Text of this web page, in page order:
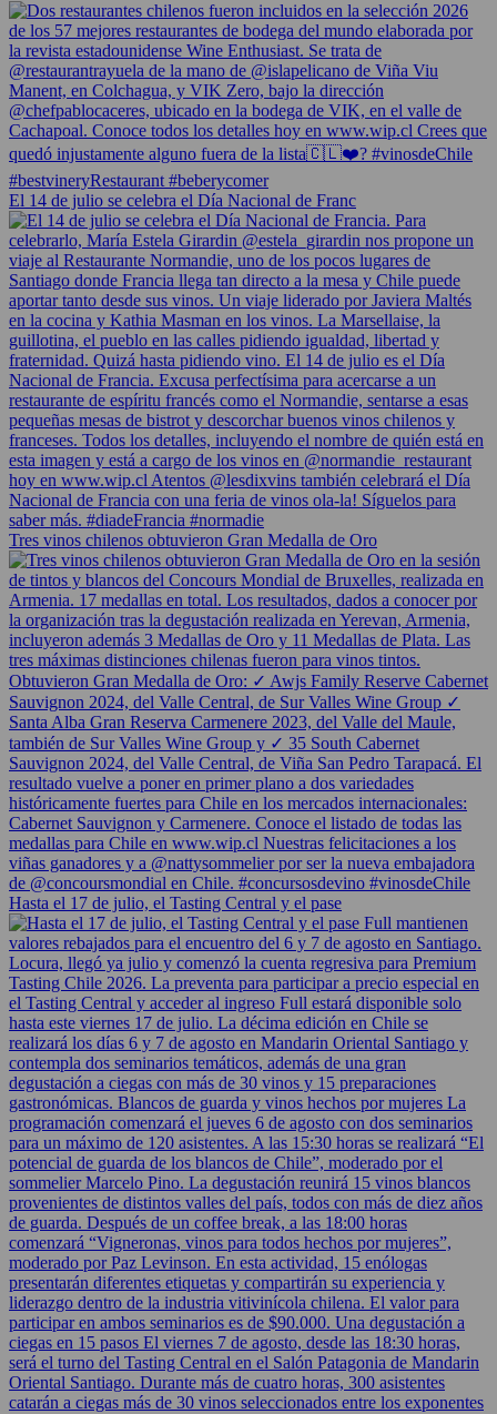
El 14 de julio se celebra el Día Nacional de Franc
Tres vinos chilenos obtuvieron Gran Medalla de Oro
Hasta el 17 de julio, el Tasting Central y el pase